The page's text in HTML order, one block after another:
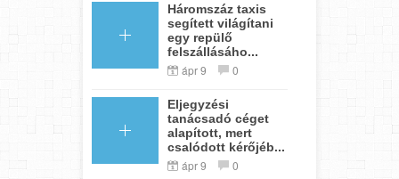
Háromszáz taxis
segített világítani
egy repülő
felszállásáho...
ápr 9 0
Eljegyzési
tanácsadó céget
alapított, mert
csalódott kérőjéb...
ápr 9 0